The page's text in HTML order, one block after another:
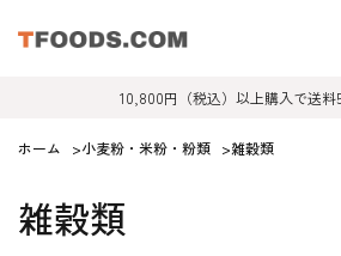
10,800円（税込）以上購入で送料
ホーム >小麦粉・米粉・粉類 >雑穀類
雑穀類